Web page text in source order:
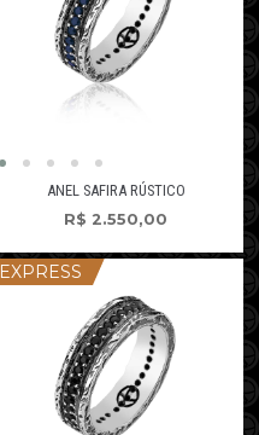
ANEL SAFIRA RÚSTICO
R$ 2.550,00
EXPRESS